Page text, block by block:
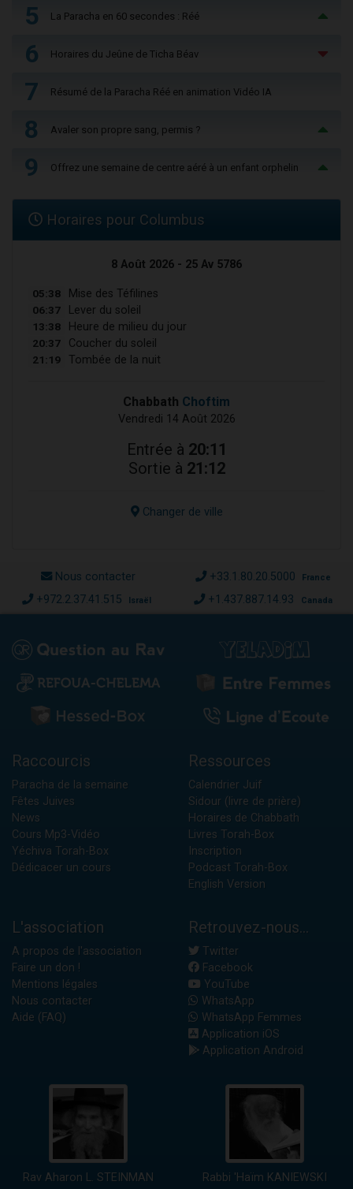
5 La Paracha en 60 secondes : Réé
6 Horaires du Jeûne de Ticha Béav
7 Résumé de la Paracha Réé en animation Vidéo IA
8 Avaler son propre sang, permis ?
9 Offrez une semaine de centre aéré à un enfant orphelin
Horaires pour Columbus
8 Août 2026 - 25 Av 5786
05:38 Mise des Téfilines
06:37 Lever du soleil
13:38 Heure de milieu du jour
20:37 Coucher du soleil
21:19 Tombée de la nuit
Chabbath Choftim
Vendredi 14 Août 2026
Entrée à 20:11
Sortie à 21:12
Changer de ville
Nous contacter +33.1.80.20.5000 France
+972.2.37.41.515 Israël +1.437.887.14.93 Canada
Raccourcis
Paracha de la semaine
Fêtes Juives
News
Cours Mp3-Vidéo
Yéchiva Torah-Box
Dédicacer un cours
Ressources
Calendrier Juif
Sidour (livre de prière)
Horaires de Chabbath
Livres Torah-Box
Inscription
Podcast Torah-Box
English Version
L'association
A propos de l'association
Faire un don !
Mentions légales
Nous contacter
Aide (FAQ)
Retrouvez-nous...
Twitter
Facebook
YouTube
WhatsApp
WhatsApp Femmes
Application iOS
Application Android
Rav Aharon L. STEINMAN Rabbi 'Haïm KANIEWSKI